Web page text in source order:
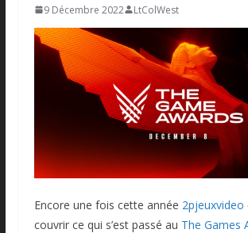
9 Décembre 2022 LtColWest
Encore une fois cette année 2pjeuxvideo
couvrir ce qui s’est passé au The Games